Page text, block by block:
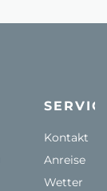
Kontakt
Anreise
Wetter